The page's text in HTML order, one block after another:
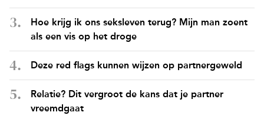
Hoe krijg ik ons seksleven terug? Mijn man zoent
als een vis op het droge
Deze red flags kunnen wijzen op partnergeweld
Relatie? Dit vergroot de kans dat je partner
vreemdgaat